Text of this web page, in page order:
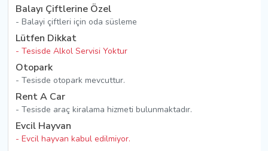
Balayı Çiftlerine Özel
- Balayi çiftleri için oda süsleme
Lütfen Dikkat
- Tesisde Alkol Servisi Yoktur
Otopark
- Tesisde otopark mevcuttur.
Rent A Car
- Tesisde araç kiralama hizmeti bulunmaktadır.
Evcil Hayvan
- Evcil hayvan kabul edilmiyor.